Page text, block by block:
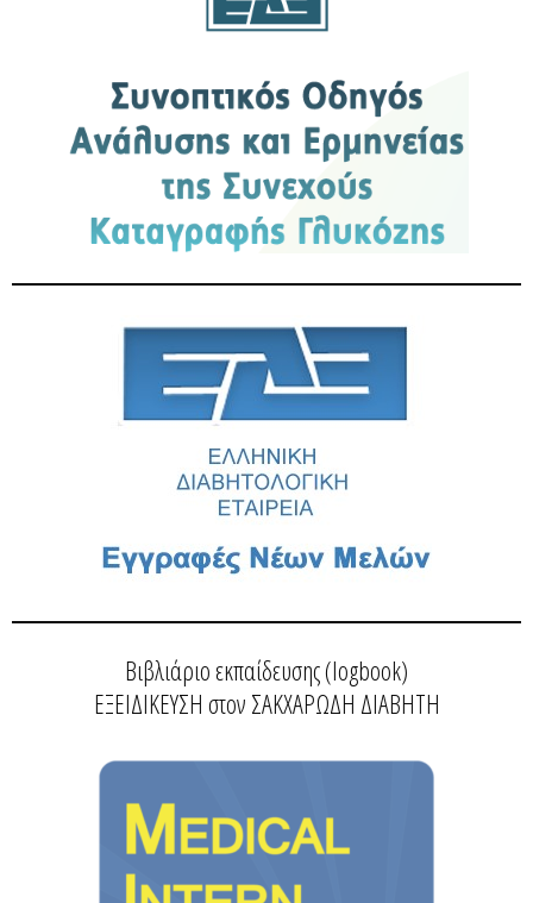
Βιβλιάριο εκπαίδευσης (logbook)
ΕΞΕΙΔΙΚΕΥΣΗ στον ΣΑΚΧΑΡΩΔΗ ΔΙΑΒΗΤΗ